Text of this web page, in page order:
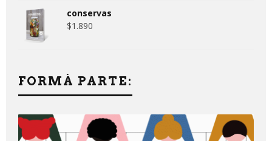
conservas
$1.890
FORMÁ PARTE: